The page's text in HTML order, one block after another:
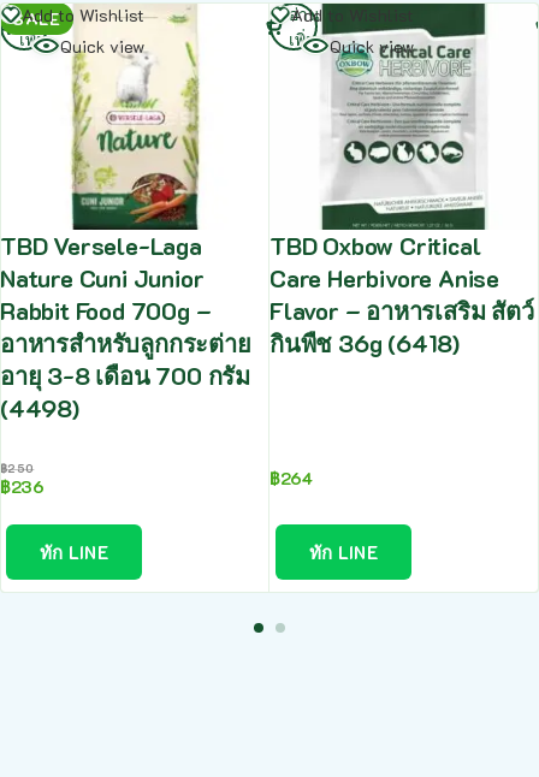
SALE
Add to Wishlist
Quick view
TBD Versele-Laga
Nature Cuni Junior
Rabbit Food 700g –
อาหารสำหรับลูกกระต่าย
อายุ 3-8 เดือน 700 กรัม
(4498)
฿250
฿236
ทัก LINE
อ่าน
เพิ่ม
Add to Wishlist
Quick view
TBD Oxbow Critical
Care Herbivore Anise
Flavor – อาหารเสริม สัตว์
กินพืช 36g (6418)
฿264
ทัก LINE
อ่าน
เพิ่ม